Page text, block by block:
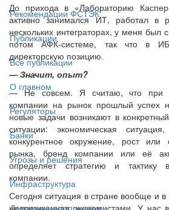
Рекомендации ФСТЭК
Публикации
Все публикации
О главном
Регуляторы
Банки
Угрозы и решения
Инфраструктура
Деловые мероприятия
До прихода в «Лабораторию
активно занимался ИТ, работал в
нескольких интеграторах, у меня был
потом АФК-системе, так что в
директорскую позицию.
— Значит, опыт?
— Не совсем. Я считаю, что при
компании на рынок прошлый успех
новые задачи возникают в
ситуации: экономическая ситуация,
конкурентное окружение, рост или
рынка, бренд компании или её
определяет стратегию и тактику
компании.
Сегодня ситуация в стране вообще и
недоизученная экономистами. У нас